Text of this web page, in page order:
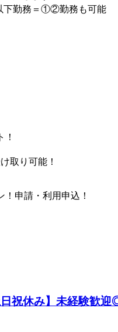
下勤務＝①②勤務も可能
取り可能！
！申請・利用申込！
日祝休み】未経験歓